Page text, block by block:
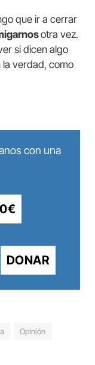
que ir a cerrar
otra vez.
si dicen algo
la verdad, como
con una
DONAR
Opinión